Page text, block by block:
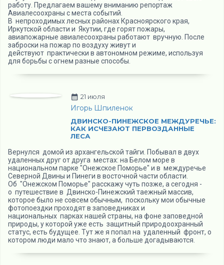
работу. Предлагаем вашему вниманию репортаж
Авиалесоохраны с места событий.
В непроходимых лесных районах Красноярского края,
Иркутской области и Якутии, где горят пожары,
авиапожарные авиалесоохраны работают вручную. После
заброски на пожар по воздуху живут и
действуют практически в автономном режиме, используя
для борьбы с огнем разные способы.
21 июля
Игорь Шпиленок
ДВИНСКО-ПИНЕЖСКОЕ МЕЖДУРЕЧЬЕ:
КАК ИСЧЕЗАЮТ ПЕРВОЗДАННЫЕ
ЛЕСА
Вернулся домой из архангельской тайги. Побывал в двух
удаленных друг от друга местах: на Белом море в
национальном парке "Онежское Поморье" и в междуречье
Северной Двины и Пинеги в восточной части области.
Об "Онежском Поморье" расскажу чуть позже, а сегодня -
о путешествие в Двинско-Пинежский таежный массив,
которое было не совсем обычным, поскольку мои обычные
фотопоездки проходят в заповедниках и
национальных парках нашей страны, на фоне заповедной
природы, у которой уже есть защитный природоохранный
статус, есть будущее. Тут же я попал на удаленный фронт, о
котором люди мало что знают, а больше догадываются.